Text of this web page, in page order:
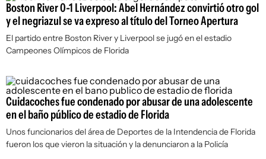
Boston River 0-1 Liverpool: Abel Hernández convirtió otro gol
y el negriazul se va expreso al título del Torneo Apertura
El partido entre Boston River y Liverpool se jugó en el estadio
Campeones Olímpicos de Florida
Cuidacoches fue condenado por abusar de una adolescente
en el baño público de estadio de Florida
Unos funcionarios del área de Deportes de la Intendencia de Florida
fueron los que vieron la situación y la denunciaron a la Policía